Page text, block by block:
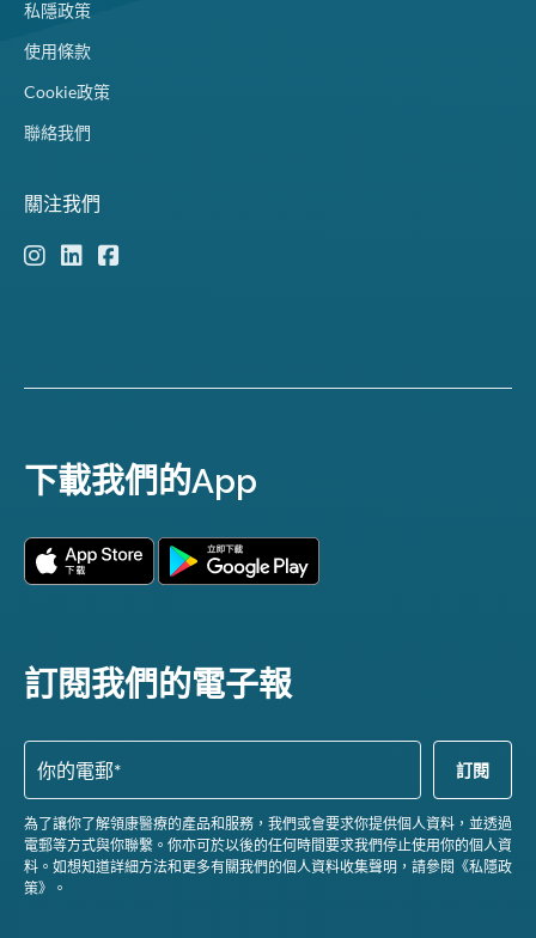
私隱政策
使用條款
Cookie政策
聯絡我們
關注我們
下載我們的App
訂閱我們的電子報
為了讓你了解領康醫療的產品和服務，我們或會要求你提供個人資料，並透過
電郵等方式與你聯繫。你亦可於以後的任何時間要求我們停止使用你的個人資
料。如想知道詳細方法和更多有關我們的個人資料收集聲明，請參閱《私隱政
策》。